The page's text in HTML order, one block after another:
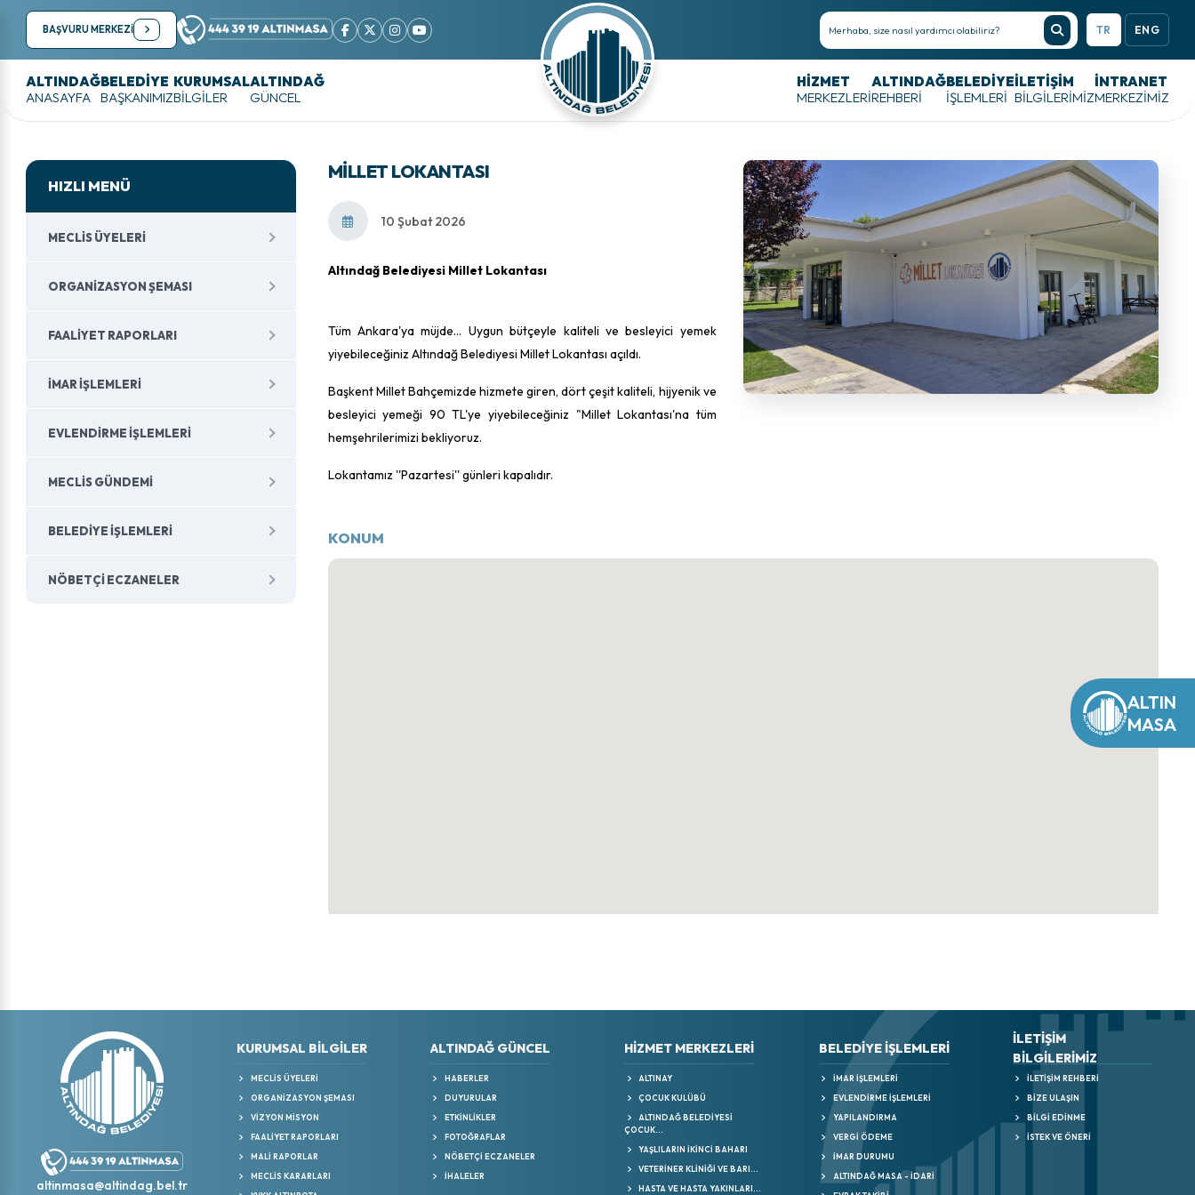
ALTIN
MASA
BAŞVURU MERKEZİ TR ENG
ALTINDAĞ
ANASAYFA
BELEDİYE
BAŞKANIMIZ
KURUMSAL
BİLGİLER
ALTINDAĞ
GÜNCEL
HIZMET
MERKEZLERI
ALTINDAĞ
REHBERI
BELEDIYE
İŞLEMLERI
İLETİŞİM
BİLGİLERİMİZ
İNTRANET
MERKEZIMIZ
MILLET LOKANTASI
10 Şubat 2026
Altındağ Belediyesi Millet Lokantası
Tüm Ankara'ya müjde... Uygun bütçeyle kaliteli ve besleyici yemek
yiyebileceğiniz Altındağ Belediyesi Millet Lokantası açıldı.
Başkent Millet Bahçemizde hizmete giren, dört çeşit kaliteli, hijyenik ve
besleyici yemeği 90 TL'ye yiyebileceğiniz "Millet Lokantası'na tüm
hemşehrilerimizi bekliyoruz.
Lokantamız ''Pazartesi'' günleri kapalıdır.
KONUM
HIZLI MENÜ
MECLIS ÜYELERI
ORGANIZASYON ŞEMASI
FAALIYET RAPORLARI
İMAR İŞLEMLERI
EVLENDIRME İŞLEMLERI
MECLIS GÜNDEMI
BELEDIYE İŞLEMLERI
NÖBETÇI ECZANELER
altinmasa@altindag.bel.tr
KURUMSAL BİLGİLER
MECLIS ÜYELERI
ORGANIZASYON ŞEMASI
VIZYON MISYON
FAALIYET RAPORLARI
MALI RAPORLAR
MECLIS KARARLARI
ALTINDAĞ GÜNCEL
HABERLER
DUYURULAR
ETKİNLİKLER
FOTOĞRAFLAR
NÖBETÇİ ECZANELER
İHALELER
HIZMET MERKEZLERI
ALTINAY
ÇOCUK KULÜBÜ
ALTINDAĞ BELEDİYESİ
ÇOCUK...
YAŞLILARIN İKINCI BAHARI
VETERİNER KLİNİĞİ VE BARI...
HASTA VE HASTA YAKINLARI...
BELEDIYE İŞLEMLERI
İMAR İŞLEMLERI
EVLENDIRME İŞLEMLERI
YAPILANDIRMA
VERGİ ÖDEME
İMAR DURUMU
ALTINDAĞ MASA - İDARİ
İLETİŞİM
BİLGİLERİMİZ
İLETIŞIM REHBERI
BIZE ULAŞIN
BILGI EDINME
İSTEK VE ÖNERI